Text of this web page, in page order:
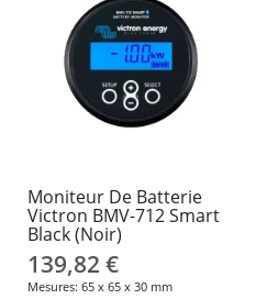
Moniteur De Batterie
Victron BMV-712 Smart
Black (Noir)
139,82 €
Mesures: 65 x 65 x 30 mm